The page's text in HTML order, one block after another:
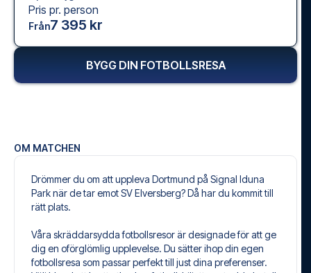
OM MATCHEN
Drömmer du om att uppleva Dortmund på Signal Iduna
Park när de tar emot SV Elversberg? Då har du kommit till
rätt plats.
Våra skräddarsydda fotbollsresor är designade för att ge
dig en oförglömlig upplevelse. Du sätter ihop din egen
fotbollsresa som passar perfekt till just dina preferenser.
Pris pr. person
Från7 395 kr
BYGG DIN FOTBOLLSRESA